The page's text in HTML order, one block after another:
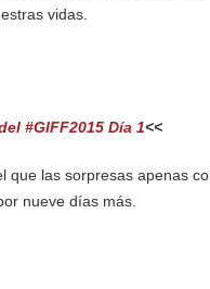
vidas.
#GIFF2015 Día 1<<
que las sorpresas apenas
nueve días más.